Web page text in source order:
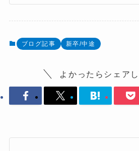
ブログ記事 新卒/中途
よかったらシェアし